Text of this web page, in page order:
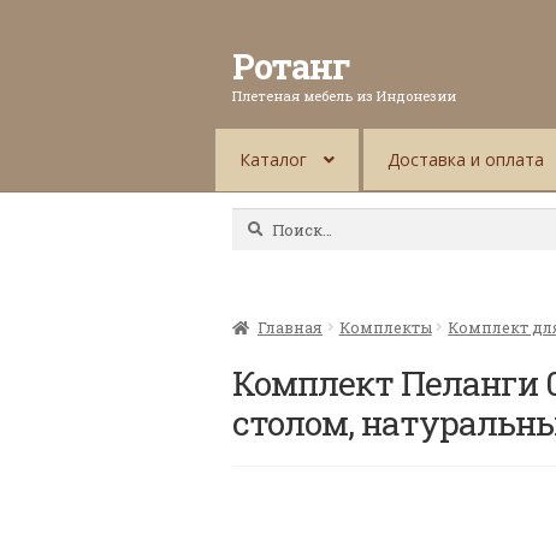
Ротанг
Плетеная мебель из Индонезии
Каталог Доставка и оплата
Найти:
Главная Комплекты Комплект
Комплект Пеланги
столом,